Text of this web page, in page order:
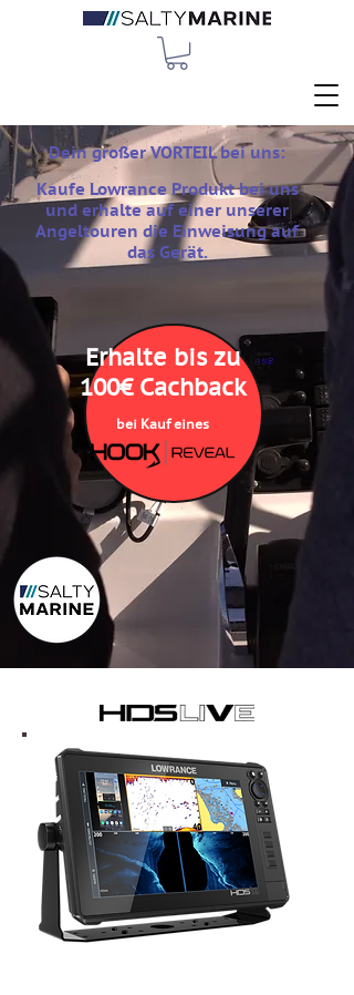
Dein großer VORTEIL bei uns:
Kaufe Lowrance Produkt bei uns
und erhalte auf einer unserer
Angeltouren die Einweisung auf
das Gerät.
bei Kauf eines
Erhalte bis zu
100€ Cachback